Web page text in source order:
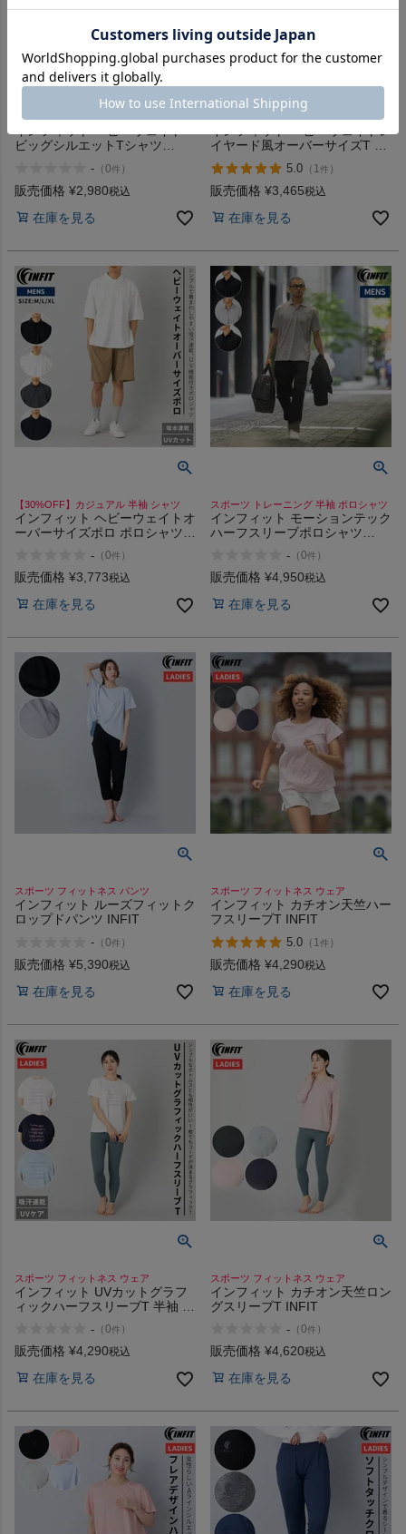
【29%OFF】
インフィット ヘビーウェイト
ビッグシルエットTシャツ
- （0件 ）
販売価格 ¥2,980税込
在庫を見る
【30%OFF】カジュアル 半袖 シャツ
インフィット ヘビーウェイトレ
イヤード風オーバーサイズT T
シャツ カジュアル 半袖 シャツ
UVカット 紫外線対策 吸汗速乾
父の日ギフト プレゼント INFIT
5.0 （ 1件 ）
販売価格 ¥3,465税込
在庫を見る
【30%OFF】カジュアル 半袖 シャツ
インフィット ヘビーウェイトオ
ーバーサイズポロ ポロシャツ
ト 紫外線対策 吸汗速乾 父の日
ギフト プレゼント INFIT アウ
- （0件 ）
販売価格 ¥3,773税込
在庫を見る
スポーツ トレーニング 半袖 ポロシャツ
インフィット モーションテック
ハーフスリーブポロシャツ
- （0件 ）
販売価格 ¥4,950税込
在庫を見る
スポーツ フィットネス パンツ
インフィット ルーズフィットク
ロップドパンツ INFIT
- （0件 ）
販売価格 ¥5,390税込
在庫を見る
スポーツ フィットネス ウェア
インフィット カチオン天竺ハー
フスリーブT INFIT
5.0 （ 1件 ）
販売価格 ¥4,290税込
在庫を見る
スポーツ フィットネス ウェア
インフィット UVカットグラフ
ィックハーフスリーブT 半袖 T
ウェア 吸汗速乾 UVカット
INFIT
- （0件 ）
販売価格 ¥4,290税込
在庫を見る
スポーツ フィットネス ウェア
インフィット カチオン天竺ロン
グスリーブT INFIT
- （0件 ）
販売価格 ¥4,620税込
在庫を見る